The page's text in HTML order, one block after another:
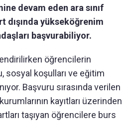
devam eden ara sınıf
dışında yükseköğrenim
başvurabiliyor.
öğrencilerin
sosyal koşulları ve eğitim
Başvuru sırasında verilen
kayıtları üzerinden
taşıyan öğrencilere burs